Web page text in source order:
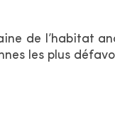
de l’habitat
les plus